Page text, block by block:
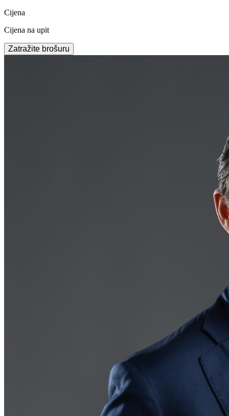
Cijena
Cijena na upit
Zatražite brošuru